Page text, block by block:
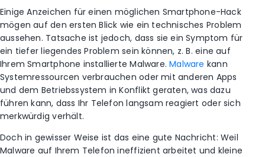
Einige Anzeichen für einen möglichen Smartphone-Hack
mögen auf den ersten Blick wie ein technisches Problem
aussehen. Tatsache ist jedoch, dass sie ein Symptom für
ein tiefer liegendes Problem sein können, z. B. eine auf
Ihrem Smartphone installierte Malware.Malware kann
Systemressourcen verbrauchen oder mit anderen Apps
und dem Betriebssystem in Konflikt geraten, was dazu
führen kann, dass Ihr Telefon langsam reagiert oder sich
merkwürdig verhält.
Doch in gewisser Weise ist das eine gute Nachricht: Weil
Malware auf Ihrem Telefon ineffizient arbeitet und kleine